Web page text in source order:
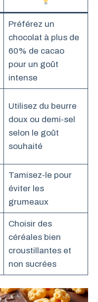
Préférez un
chocolat à plus de
60% de cacao
pour un goût
intense
Utilisez du beurre
doux ou demi-sel
selon le goût
souhaité
Tamisez-le pour
éviter les
grumeaux
Choisir des
céréales bien
croustillantes et
non sucrées